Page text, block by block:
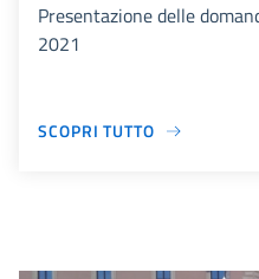
Presentazione delle
2021
SCOPRI TUTTO